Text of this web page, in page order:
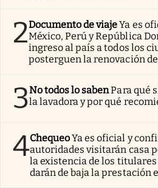
2Documento de viajeYa es
México, Perú y República
ingreso al país a todos los
posterguen la renovación
3No todos lo sabenPara qué
la lavadora y por qué
4ChequeoYa es oficial y
autoridades visitarán casa
la existencia de los titulares
darán de baja la prestación